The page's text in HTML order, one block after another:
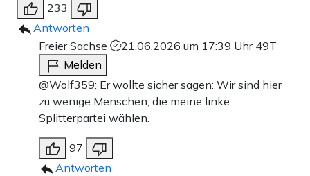
233
Antworten
Freier Sachse
21.06.2026 um 17:39 Uhr 49T
Melden
@Wolf359: Er wollte sicher sagen: Wir sind hier
zu wenige Menschen, die meine linke
Splitterpartei wählen.
97
Antworten